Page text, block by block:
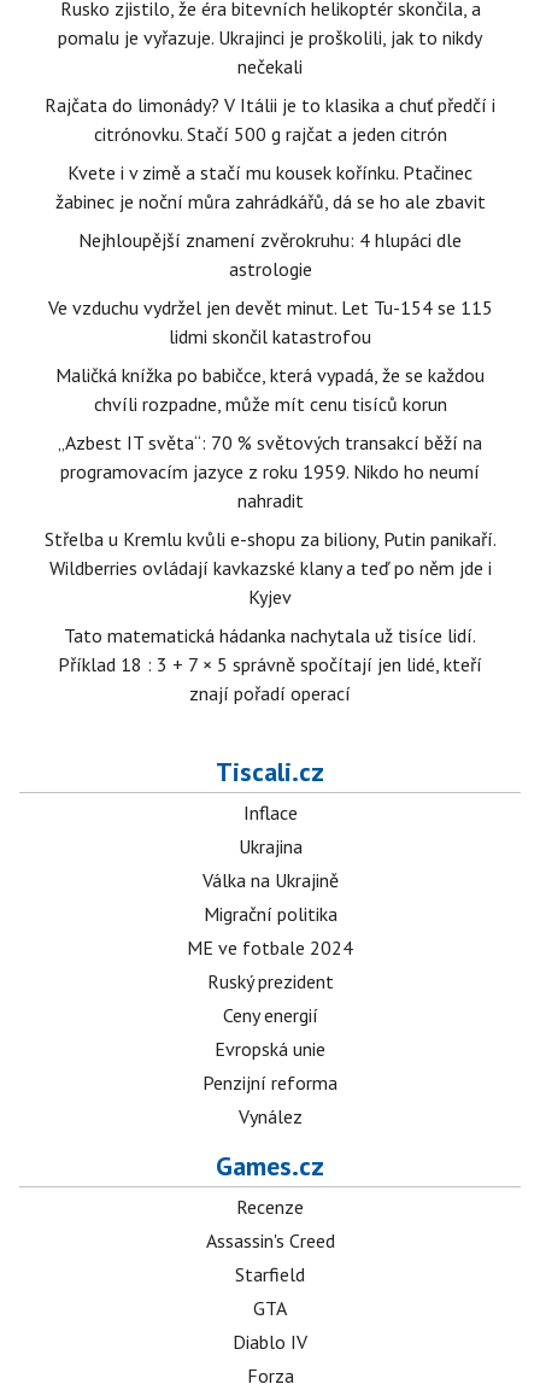
Rusko zjistilo, že éra bitevních helikoptér skončila, a
pomalu je vyřazuje. Ukrajinci je proškolili, jak to nikdy
nečekali
Rajčata do limonády? V Itálii je to klasika a chuť předčí i
citrónovku. Stačí 500 g rajčat a jeden citrón
Kvete i v zimě a stačí mu kousek kořínku. Ptačinec
žabinec je noční můra zahrádkářů, dá se ho ale zbavit
Nejhloupější znamení zvěrokruhu: 4 hlupáci dle
astrologie
Ve vzduchu vydržel jen devět minut. Let Tu-154 se 115
lidmi skončil katastrofou
Maličká knížka po babičce, která vypadá, že se každou
chvíli rozpadne, může mít cenu tisíců korun
„Azbest IT světa“: 70 % světových transakcí běží na
programovacím jazyce z roku 1959. Nikdo ho neumí
nahradit
Střelba u Kremlu kvůli e-shopu za biliony, Putin panikaří.
Wildberries ovládají kavkazské klany a teď po něm jde i
Kyjev
Tato matematická hádanka nachytala už tisíce lidí.
Příklad 18 : 3 + 7 × 5 správně spočítají jen lidé, kteří
znají pořadí operací
Tiscali.cz
Inflace
Ukrajina
Válka na Ukrajině
Migrační politika
ME ve fotbale 2024
Ruský prezident
Ceny energií
Evropská unie
Penzijní reforma
Vynález
Games.cz
Recenze
Assassin's Creed
Starfield
GTA
Diablo IV
Forza